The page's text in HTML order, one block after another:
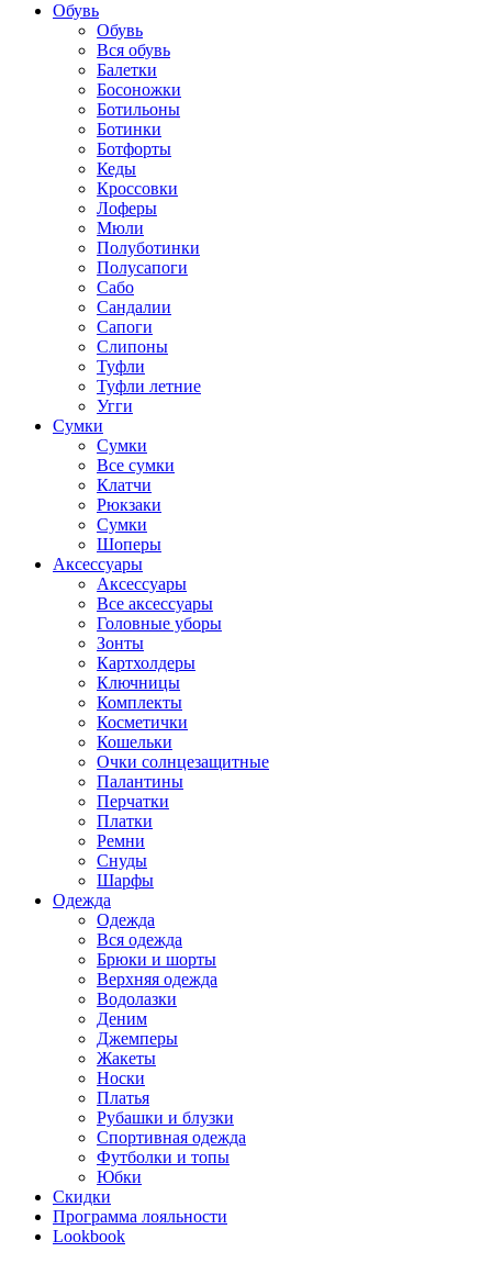
Обувь
Обувь
Вся обувь
Балетки
Босоножки
Ботильоны
Ботинки
Ботфорты
Кеды
Кроссовки
Лоферы
Мюли
Полуботинки
Полусапоги
Сабо
Сандалии
Сапоги
Слипоны
Туфли
Туфли летние
Угги
Сумки
Сумки
Все сумки
Клатчи
Рюкзаки
Сумки
Шоперы
Аксессуары
Аксессуары
Все аксессуары
Головные уборы
Зонты
Картхолдеры
Ключницы
Комплекты
Косметички
Кошельки
Очки солнцезащитные
Палантины
Перчатки
Платки
Ремни
Снуды
Шарфы
Одежда
Одежда
Вся одежда
Брюки и шорты
Верхняя одежда
Водолазки
Деним
Джемперы
Жакеты
Носки
Платья
Рубашки и блузки
Спортивная одежда
Футболки и топы
Юбки
Скидки
Программа лояльности
Lookbook